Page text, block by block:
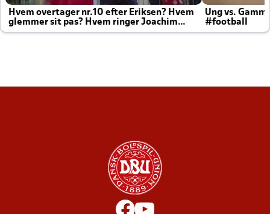
Hvem overtager nr.10 efter Eriksen? Hvem
glemmer sit pas? Hvem ringer Joachim
altid til efter kampe?
Ung vs.
#football